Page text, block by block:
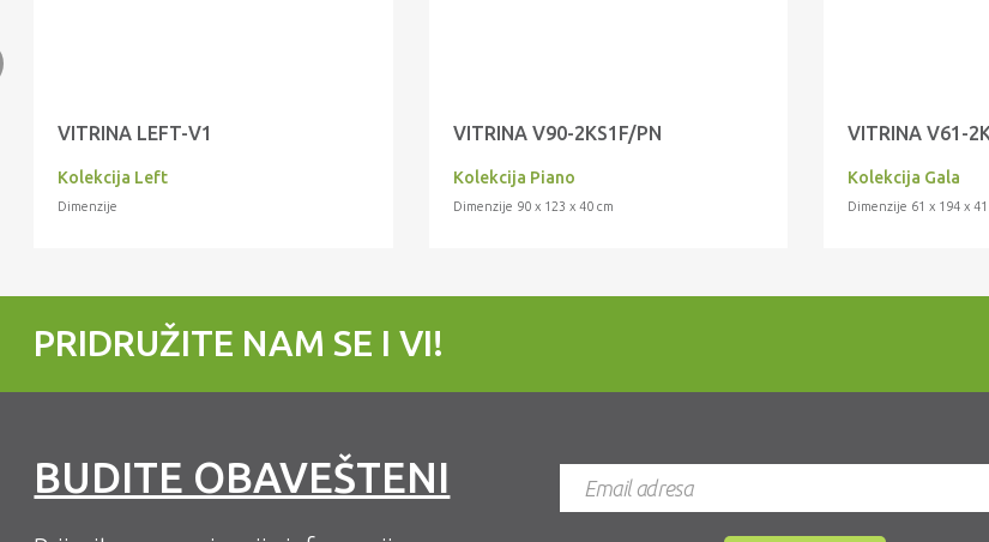
VITRINA LEFT-V1
Kolekcija Left
Dimenzije
VITRINA V90-2KS1F/PN
Kolekcija Piano
Dimenzije 90 x 123 x 40 cm
VITRINA V61-
Kolekcija Gala
Dimenzije 61 x 194 x 41
PRIDRUŽITE NAM SE I VI!
BUDITE OBAVEŠTENI